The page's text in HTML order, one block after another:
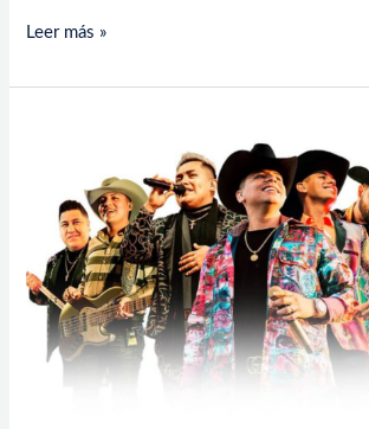
Leer más »
Firme
violencia
si
actúan